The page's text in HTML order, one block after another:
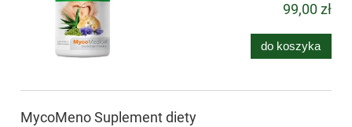
99,00 zł
do koszyka
MycoMeno Suplement diety